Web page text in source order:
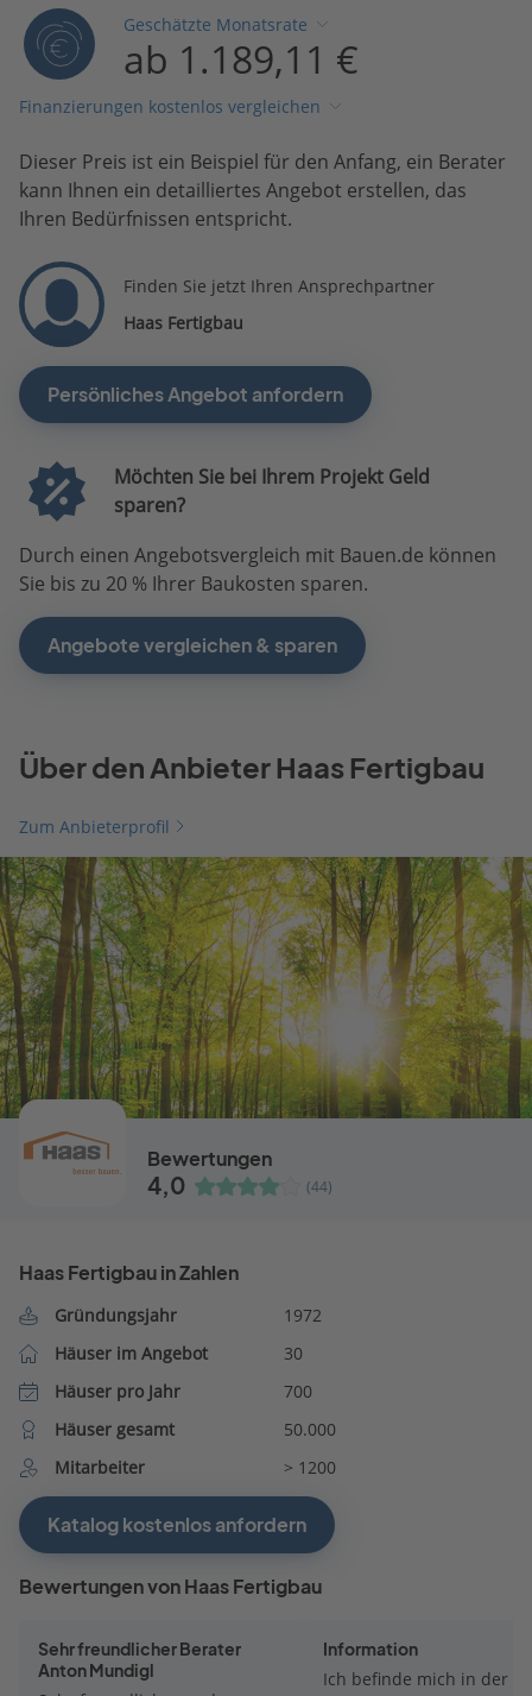
Geschätzte Monatsrate
ab 1.189,11 €
Finanzierungen kostenlos vergleichen
Dieser Preis ist ein Beispiel für den Anfang, ein Berater
kann Ihnen ein detailliertes Angebot erstellen, das
Ihren Bedürfnissen entspricht.
Finden Sie jetzt Ihren Ansprechpartner
Haas Fertigbau
Persönliches Angebot anfordern
Möchten Sie bei Ihrem Projekt Geld
sparen?
Durch einen Angebotsvergleich mit Bauen.de können
Sie bis zu 20 % Ihrer Baukosten sparen.
Angebote vergleichen & sparen
Über den Anbieter Haas Fertigbau
Zum Anbieterprofil
Bewertungen
4,0 (44)
Haas Fertigbau in Zahlen
Gründungsjahr
1972
Häuser im Angebot
30
Häuser pro Jahr
700
Häuser gesamt
50.000
Mitarbeiter
> 1200
Katalog kostenlos anfordern
Bewertungen von Haas Fertigbau
Sehr freundlicher Berater
Anton Mundigl
Information
Ich befinde mich in der